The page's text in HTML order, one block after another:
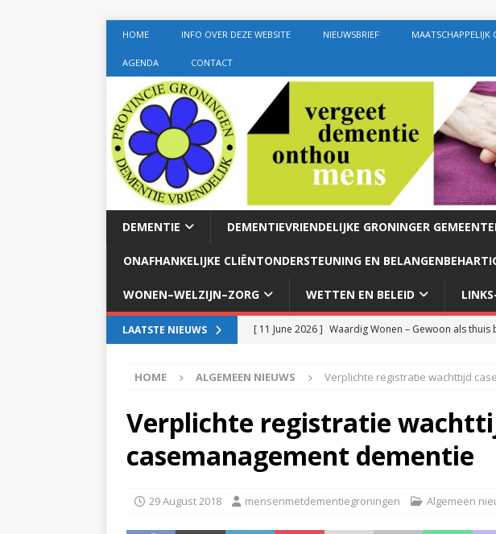
HOME INFO OVER DEZE WEBSITE NIEUWSBRIEF MAATSCHAPPELIJK
AGENDA CONTACT
DEMENTIE DEMENTIEVRIENDELIJKE GRONINGER
ONAFHANKELIJKE CLIËNTONDERSTEUNING EN
WONEN–WELZIJN–ZORG WETTEN EN BELEID
LAATSTE NIEUWS [ 11 June 2026 ] Waardig Wonen – Gewoon als
APPINGEDAM
[ 6 May 2026 ]
Zorg jij voor een familielid, buur of
is er voor jou het Logeerhuis De Opstap
[ 3 May 2026 ] Nieuwsbrief Mei 2026 – Mensen met
HOME ALGEMEEN NIEUWS Verplichte registratie wachttijd
Verplichte registratie
casemanagement dementie
29 August 2018 mensenmetdementiegroningen Algemeen